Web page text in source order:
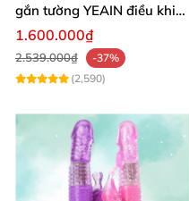
gắn tường YEAIN điều khiển
từ xa
1.600.000₫
2.539.000₫
-37%
(2,590)